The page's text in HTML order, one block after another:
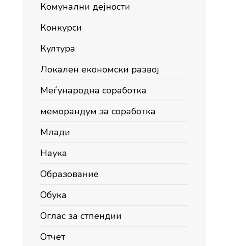
Комунални дејности
Конкурси
Култура
Локален економски развој
Меѓународна соработка
меморандум за соработка
Млади
Наука
Образование
Обука
Оглас за стпендии
Отчет